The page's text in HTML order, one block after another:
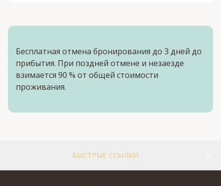
Бесплатная отмена бронирования до 3 дней до
прибытия. При поздней отмене и незаезде
взимается 90 % от общей стоимости
проживания.
БЫСТРЫЕ ССЫЛКИ